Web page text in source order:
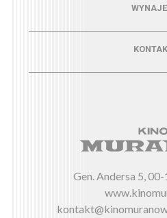
Menu - wynajem
Gen. Andersa 5,